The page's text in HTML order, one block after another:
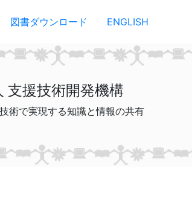
図書ダウンロード ENGLISH
支援技術開発機構
術で実現する知識と情報の共有